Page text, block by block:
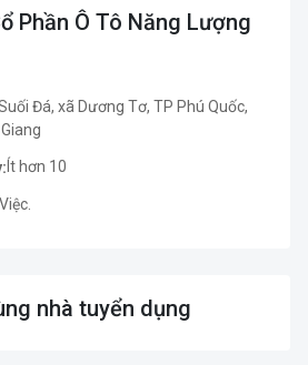
Phần Ô Tô Năng Lượng
Đá, xã Dương Tơ, TP Phú Quốc,
Ít hơn 10
nhà tuyển dụng